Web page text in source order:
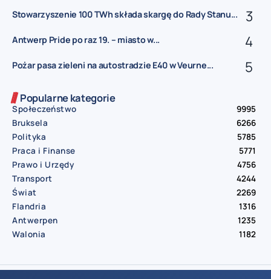
Stowarzyszenie 100 TWh składa skargę do Rady Stanu...
Antwerp Pride po raz 19. – miasto w...
Pożar pasa zieleni na autostradzie E40 w Veurne...
Popularne kategorie
Społeczeństwo
9995
Bruksela
6266
Polityka
5785
Praca i Finanse
5771
Prawo i Urzędy
4756
Transport
4244
Świat
2269
Flandria
1316
Antwerpen
1235
Walonia
1182